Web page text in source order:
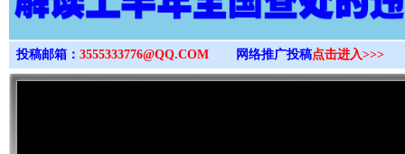
投稿邮箱： 3555333776@QQ.COM 网络推广投稿点击进入>>>